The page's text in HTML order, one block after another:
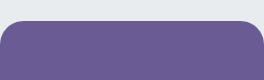
tulipbett.net/